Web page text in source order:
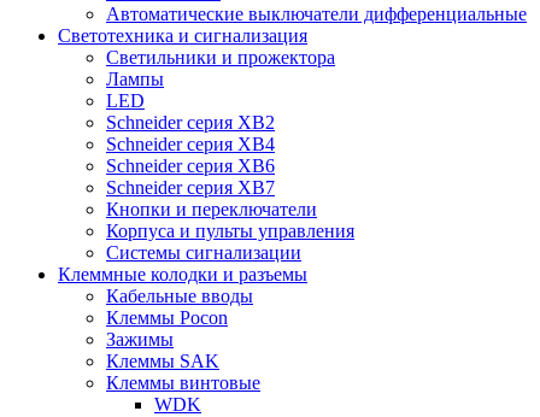
Автоматические выключатели дифференциальные
Светотехника и сигнализация
Светильники и прожектора
Лампы
LED
Schneider серия XB2
Schneider серия XB4
Schneider серия XB6
Schneider серия XB7
Кнопки и переключатели
Корпуса и пульты управления
Системы сигнализации
Клеммные колодки и разъемы
Кабельные вводы
Клеммы Pocon
Зажимы
Клеммы SAK
Клеммы винтовые
WDK